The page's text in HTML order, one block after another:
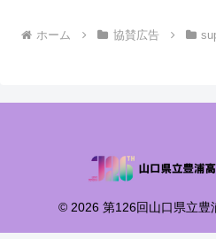
ホーム 協賛広告
© 2026 第126回山口県立豊